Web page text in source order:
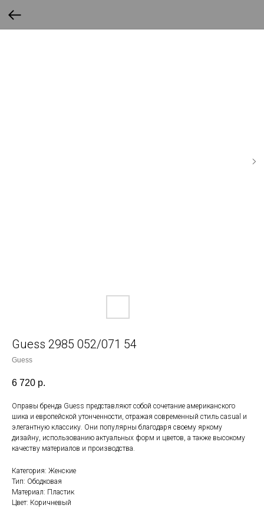
Guess 2985 052/071 54
Guess
6 720 р.
Оправы бренда Guess представляют собой сочетание американского
шика и европейской утонченности, отражая современный стиль casual и
элегантную классику. Они популярны благодаря своему яркому
дизайну, использованию актуальных форм и цветов, а также высокому
качеству материалов и производства.
Категория: Женские
Тип: Ободковая
Материал: Пластик
Цвет: Коричневый